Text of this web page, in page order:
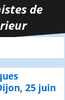
de
25 juin